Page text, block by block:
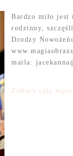
Bardzo miło jest
rodzinny,
Drodzy
maila:
Zobacz cały wpis